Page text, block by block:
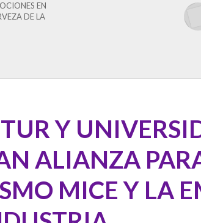
EN
DE LA
Y
ALIANZA
MICE Y LA